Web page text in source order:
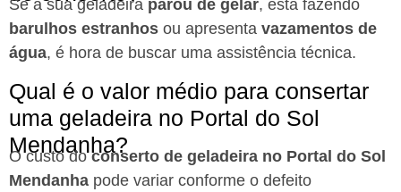
Se a sua geladeira parou de gelar, está fazendo
barulhos estranhos ou apresenta vazamentos de
água, é hora de buscar uma assistência técnica.
Qual é o valor médio para consertar
uma geladeira no Portal do Sol
Mendanha?
O custo doconserto de geladeira no Portal do Sol
Mendanha pode variar conforme o defeito